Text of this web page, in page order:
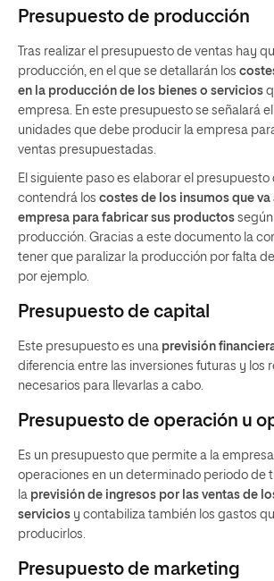
Presupuesto de producción
Tras realizar el presupuesto de ventas hay
producción, en el que se detallarán los
en la producción de los bienes o servicios
empresa. En este presupuesto se señalará
unidades que debe producir la empresa
ventas presupuestadas.
El siguiente paso es elaborar el
contendrá los costes de los insumos que va
empresa para fabricar sus productos
producción. Gracias a este documento la
tener que paralizar la producción por falta
por ejemplo.
Presupuesto de capital
Este presupuesto es una previsión
diferencia entre las inversiones futuras y los
necesarios para llevarlas a cabo.
Presupuesto de operación u
Es un presupuesto que permite a la
operaciones en un determinado periodo de
la previsión de ingresos por las ventas de
servicios y contabiliza también los gastos
producirlos.
Presupuesto de marketing